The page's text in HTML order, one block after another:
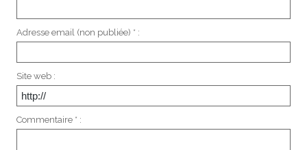
Adresse email (non publiée) * :
Site web :
Commentaire * :